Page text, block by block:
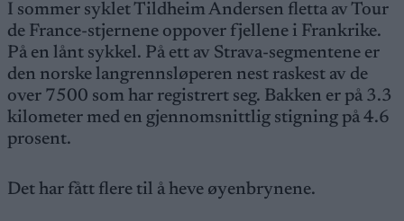
I sommer syklet Tildheim Andersen fletta av Tour
de France-stjernene oppover fjellene i Frankrike.
På en lånt sykkel. På ett av Strava-segmentene er
den norske langrennsløperen nest raskest av de
over 7500 som har registrert seg. Bakken er på 3.3
kilometer med en gjennomsnittlig stigning på 4.6
prosent.
Det har fått flere til å heve øyenbrynene.